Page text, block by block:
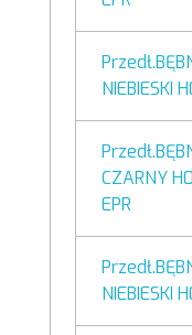
NIEBIESKI
CZARNY
EPR
NIEBIESKI